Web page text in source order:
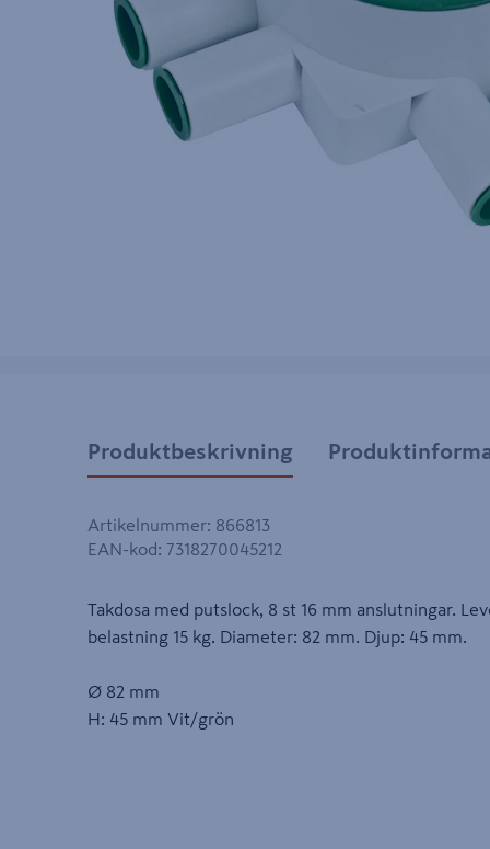
Produktbeskrivning
Artikelnummer: 866813
EAN-kod: 7318270045212
Takdosa med putslock, 8 st 16 mm anslutningar.
belastning 15 kg. Diameter: 82 mm. Djup: 45 mm.
Ø 82 mm
H: 45 mm Vit/grön